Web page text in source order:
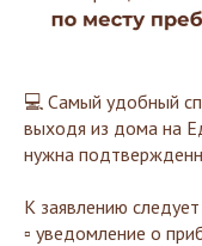
💻 Самый удобный
выходя из дома на
нужна
К заявлению
▫️ уведомление о